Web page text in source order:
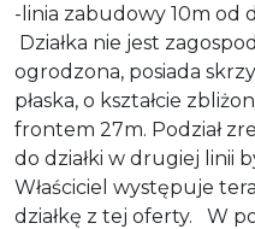
-linia zabudowy 10m od
Działka nie jest
ogrodzona, posiada
płaska, o kształcie
frontem 27m. Podział
do działki w drugiej linii
Właściciel występuje
działkę z tej oferty. W